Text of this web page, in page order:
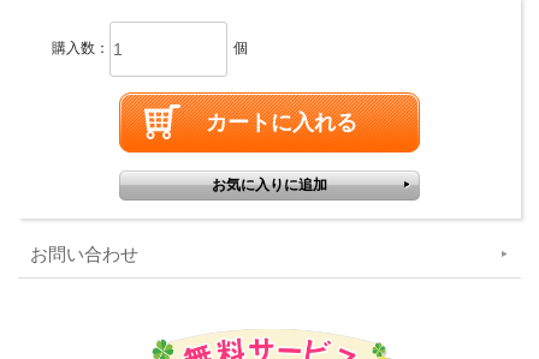
購入数： 個
お問い合わせ